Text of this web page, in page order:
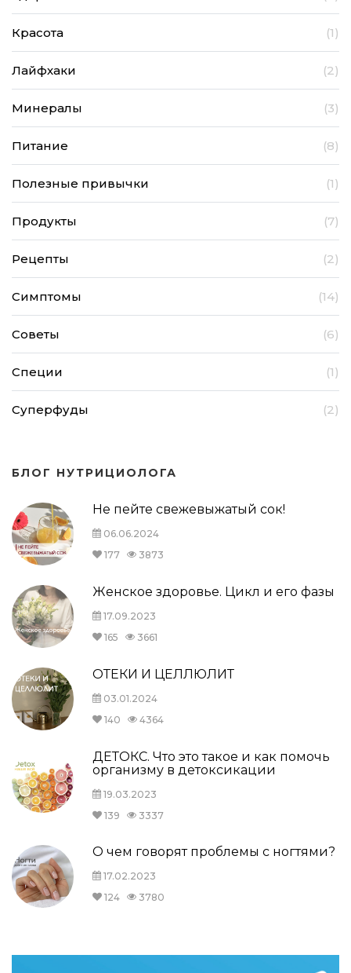
Красота (1)
Лайфхаки (2)
Минералы (3)
Питание (8)
Полезные привычки (1)
Продукты (7)
Рецепты (2)
Симптомы (14)
Советы (6)
Специи (1)
Суперфуды (2)
БЛОГ НУТРИЦИОЛОГА
Не пейте свежевыжатый сок!
06.06.2024
177
3873
Женское здоровье. Цикл и его фазы
17.09.2023
165
3661
ОТЕКИ И ЦЕЛЛЮЛИТ
03.01.2024
140
4364
ДЕТОКС. Что это такое и как помочь
организму в детоксикации
19.03.2023
139
3337
О чем говорят проблемы с ногтями?
17.02.2023
124
3780